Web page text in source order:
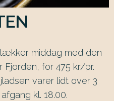
middag med den
Fjorden, for 475 kr/pr.
varer lidt over 3
kl. 18.00.